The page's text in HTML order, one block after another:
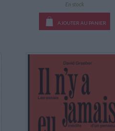
En stock
AJOUTER AU PANIER